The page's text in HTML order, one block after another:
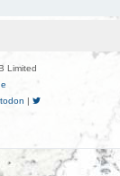
Limited
|